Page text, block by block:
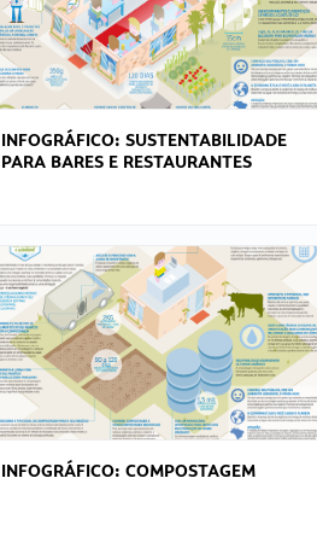
INFOGRÁFICO: SUSTENTABILIDADE
PARA BARES E RESTAURANTES
INFOGRÁFICO: COMPOSTAGEM